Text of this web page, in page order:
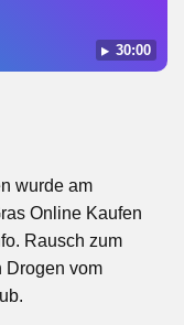
30:00
wurde am
Online Kaufen
Rausch zum
Drogen vom